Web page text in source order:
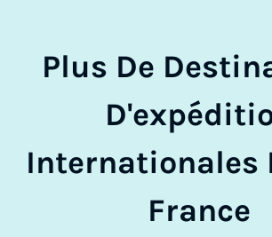
Plus De
Internationales
France